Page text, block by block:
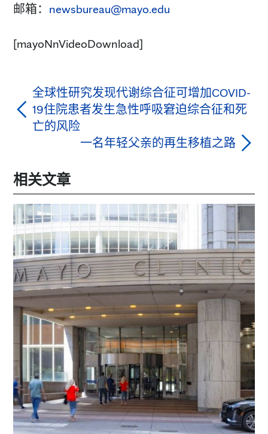
邮箱： newsbureau@mayo.edu
[mayoNnVideoDownload]
全球性研究发现代谢综合征可增加COVID-
19住院患者发生急性呼吸窘迫综合征和死
亡的风险
一名年轻父亲的再生移植之路
相关文章